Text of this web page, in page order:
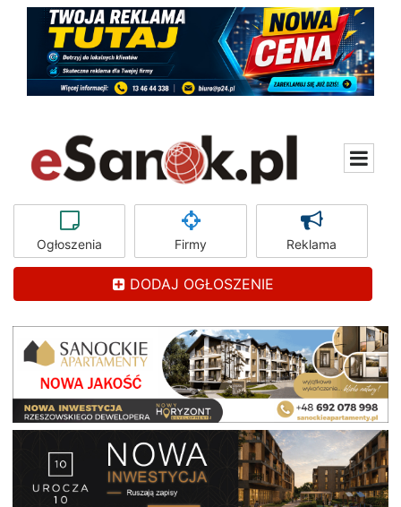
Ogłoszenia Firmy Reklama
DODAJ OGŁOSZENIE